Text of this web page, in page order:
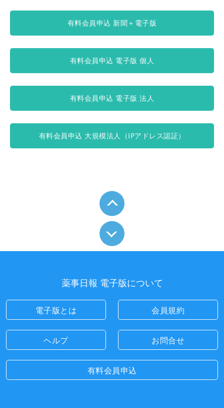
有料会員申込 新聞＋電子版
有料会員申込 電子版 個人
有料会員申込 電子版 法人
有料会員申込 大規模法人（IPアドレス認証）
薬事日報 電子版について
電子版とは 会員規約
ヘルプ お問合せ
有料会員申込